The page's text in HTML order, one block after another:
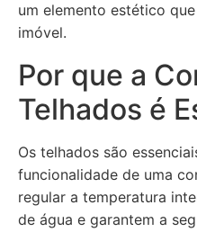
um elemento estético
imóvel.
Por que a
Telhados é
Os telhados são
funcionalidade de uma
regular a temperatura
de água e garantem a